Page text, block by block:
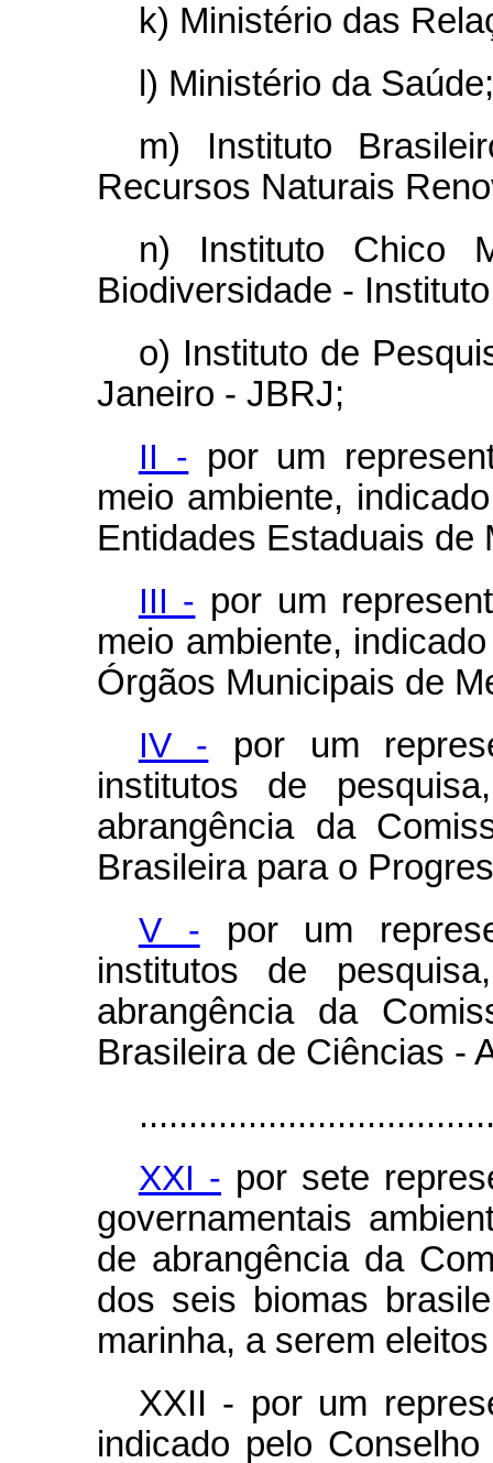
k) Ministério das
l) Ministério da Saúde;
m) Instituto
Recursos Naturais
n) Instituto Chico
Biodiversidade -
o) Instituto de
Janeiro - JBRJ;
II - por um
meio ambiente,
Entidades Estaduais de
III - por um
meio ambiente,
Órgãos Municipais de
IV - por um
institutos de
abrangência da
Brasileira para o
V - por um
institutos de
abrangência da
Brasileira de Ciências -
XXI - por sete
governamentais
de abrangência da
dos seis biomas
marinha, a serem
XXII - por um
indicado pelo